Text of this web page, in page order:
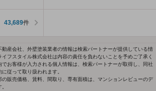
43,689件
動産会社、外壁塗装業者の情報は検索パートナーが提供している情
フスタイル株式会社は内容の責任を負わないことを予めご了承く
でお客様が入力される個人情報は、検索パートナーが取得し、同社
従って取り扱われます。
の販売価格、賃料、間取り、専有面積は、マンションレビューのデ